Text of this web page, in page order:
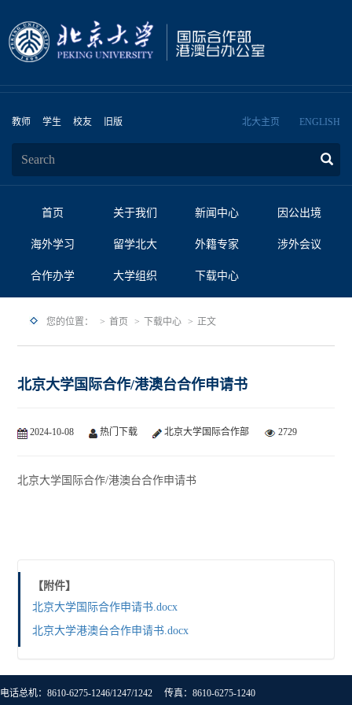
教师 学生 校友 旧版 北大主页 ENGLISH
首页 关于我们 新闻中心 因公出境
海外学习 留学北大 外籍专家 涉外会议
合作办学 大学组织 下载中心
您的位置： 首页 下载中心 正文
北京大学国际合作/港澳台合作申请书
2024-10-08 热门下载 北京大学国际合作部 2729
北京大学国际合作/港澳台合作申请书
【附件】
北京大学国际合作申请书.docx
北京大学港澳台合作申请书.docx
电话总机：8610-6275-1246/1247/1242 传真：8610-6275-1240